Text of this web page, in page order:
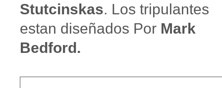
Stutcinskas. Los tripulantes
estan diseñados Por Mark
Bedford.